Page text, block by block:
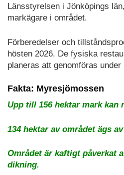
Länsstyrelsen i Jönköpings
markägare i området.
Förberedelser och
hösten 2026. De fysiska
planeras att genomföras under
Fakta: Myresjömossen
Upp till 156 hektar mark kan
134 hektar av området ägs
Området är kaftigt påverkat
dikning.